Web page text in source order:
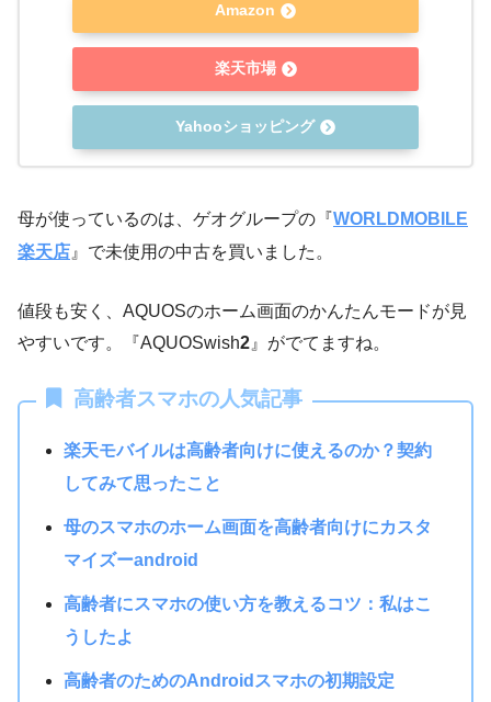
Amazon
楽天市場
Yahooショッピング
母が使っているのは、ゲオグループの『WORLDMOBILE
楽天店 』で未使用の中古を買いました。
値段も安く、AQUOSのホーム画面のかんたんモードが見
やすいです。『AQUOSwish2 』がでてますね。
高齢者スマホの人気記事
楽天モバイルは高齢者向けに使えるのか？契約
してみて思ったこと
母のスマホのホーム画面を高齢者向けにカスタ
マイズーandroid
高齢者にスマホの使い方を教えるコツ：私はこ
うしたよ
高齢者のためのAndroidスマホの初期設定